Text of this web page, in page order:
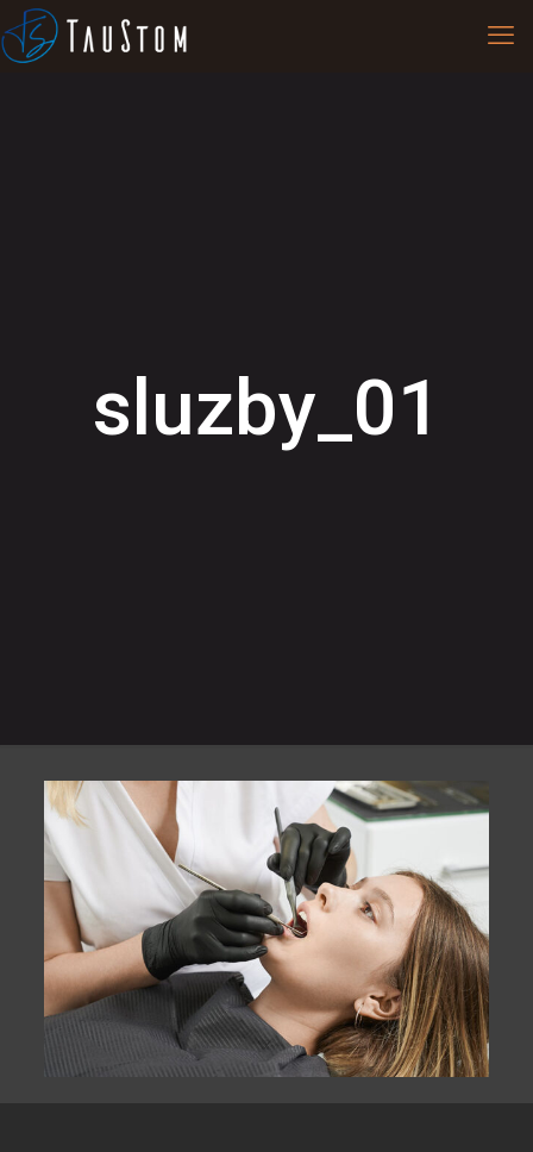
sluzby_01